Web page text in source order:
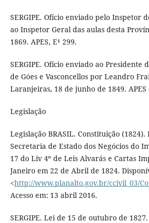
SERGIPE. Ofício enviado pelo Inspetor
ao Inspetor Geral das aulas desta
1869. APES, E¹ 299.
SERGIPE. Ofício enviado ao Presidente
de Góes e Vasconcellos por Leandro
Laranjeiras, 18 de junho de 1849. APES
Legislação
Legislação BRASIL. Constituição (1824).
Secretaria de Estado dos Negócios do
17 do Liv 4º de Leis Alvarás e Cartas
Janeiro em 22 de Abril de 1824.
<http://www.planalto.gov.br/ccivil_03/
Acesso em: 13 abril 2016.
SERGIPE. Lei de 15 de outubro de 1827.